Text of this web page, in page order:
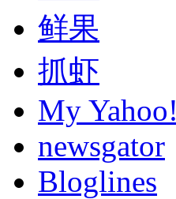
鲜果
抓虾
My Yahoo!
newsgator
Bloglines